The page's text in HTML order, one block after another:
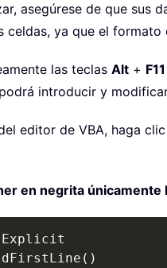
asegúrese de que sus
celdas, ya que el
las teclas Alt + F11
introducir y
editor de VBA, haga
en negrita únicamente
( )